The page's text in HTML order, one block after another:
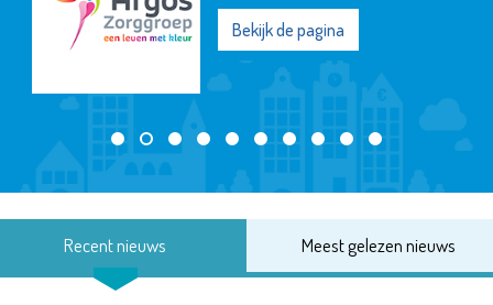
Bekijk de pagina
Recent nieuws Meest gelezen nieuws